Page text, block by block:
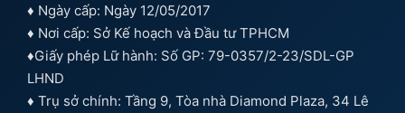
♦ Ngày cấp: Ngày 12/05/2017
♦ Nơi cấp: Sở Kế hoạch và Đầu tư TPHCM
♦Giấy phép Lữ hành: Số GP: 79-0357/2-23/SDL-GP
LHND
♦ Trụ sở chính: Tầng 9, Tòa nhà Diamond Plaza, 34 Lê